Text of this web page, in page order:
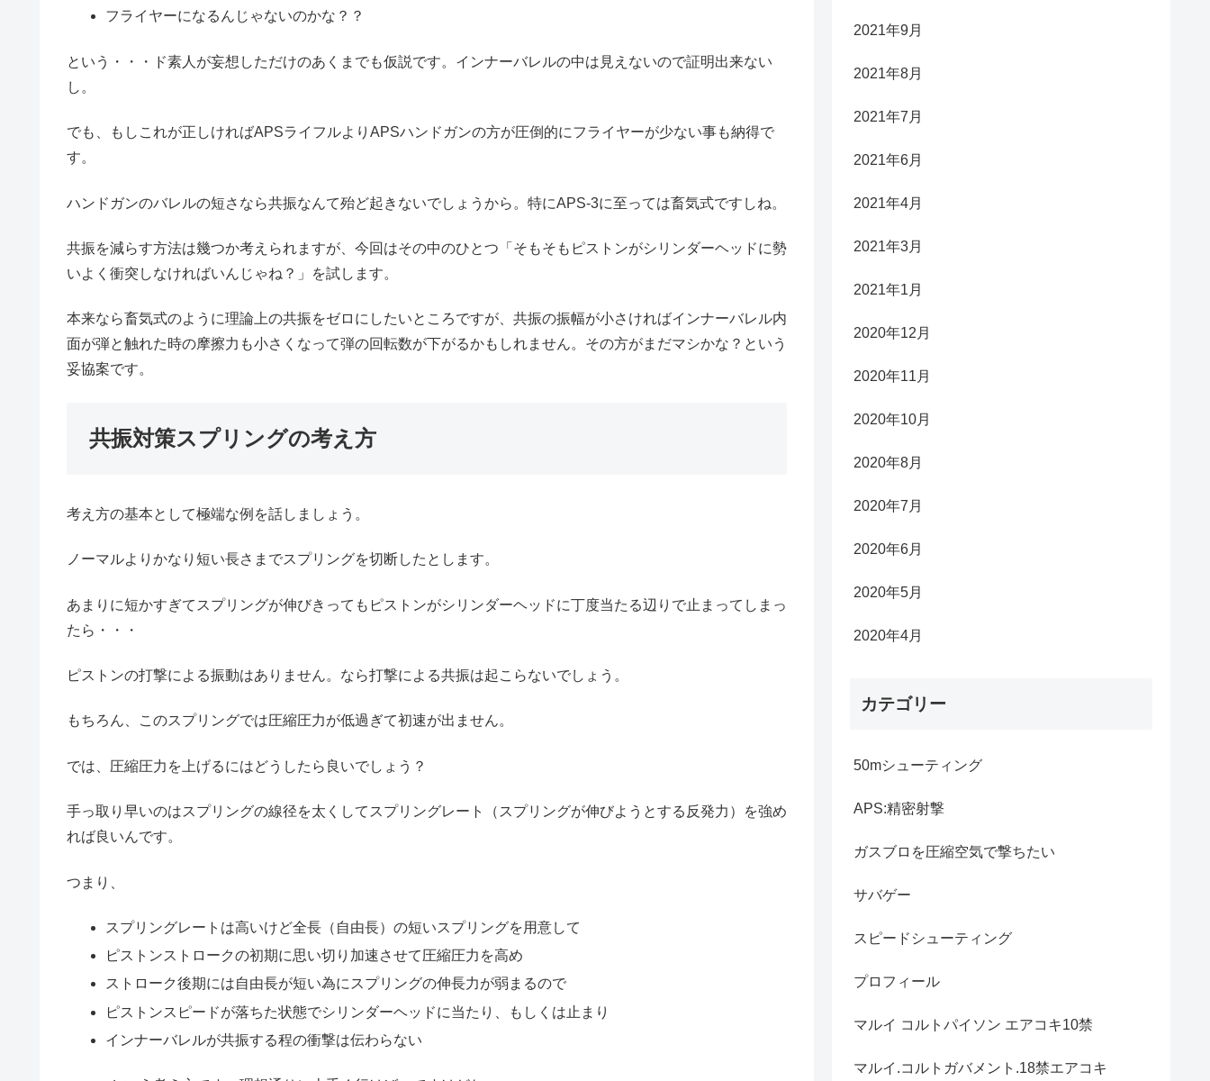
フライヤーになるんじゃないのかな？？
という・・・ド素人が妄想しただけのあくまでも仮説です。インナーバレルの中は見えないので証明出来ない
し。
でも、もしこれが正しければAPSライフルよりAPSハンドガンの方が圧倒的にフライヤーが少ない事も納得で
す。
ハンドガンのバレルの短さなら共振なんて殆ど起きないでしょうから。特にAPS-3に至っては畜気式ですしね。
共振を減らす方法は幾つか考えられますが、今回はその中のひとつ「そもそもピストンがシリンダーヘッドに勢
いよく衝突しなければいんじゃね？」を試します。
本来なら畜気式のように理論上の共振をゼロにしたいところですが、共振の振幅が小さければインナーバレル内
面が弾と触れた時の摩擦力も小さくなって弾の回転数が下がるかもしれません。その方がまだマシかな？という
妥協案です。
共振対策スプリングの考え方
考え方の基本として極端な例を話しましょう。
ノーマルよりかなり短い長さまでスプリングを切断したとします。
あまりに短かすぎてスプリングが伸びきってもピストンがシリンダーヘッドに丁度当たる辺りで止まってしまっ
たら・・・
ピストンの打撃による振動はありません。なら打撃による共振は起こらないでしょう。
もちろん、このスプリングでは圧縮圧力が低過ぎて初速が出ません。
では、圧縮圧力を上げるにはどうしたら良いでしょう？
手っ取り早いのはスプリングの線径を太くしてスプリングレート（スプリングが伸びようとする反発力）を強め
れば良いんです。
つまり、
スプリングレートは高いけど全長（自由長）の短いスプリングを用意して
ピストンストロークの初期に思い切り加速させて圧縮圧力を高め
ストローク後期には自由長が短い為にスプリングの伸長力が弱まるので
ピストンスピードが落ちた状態でシリンダーヘッドに当たり、もしくは止まり
インナーバレルが共振する程の衝撃は伝わらない
2021年9月
2021年8月
2021年7月
2021年6月
2021年4月
2021年3月
2021年1月
2020年12月
2020年11月
2020年10月
2020年8月
2020年7月
2020年6月
2020年5月
2020年4月
カテゴリー
50mシューティング
APS:精密射撃
ガスブロを圧縮空気で撃ちたい
サバゲー
スピードシューティング
プロフィール
マルイ コルトパイソン エアコキ10禁
マルイ.コルトガバメント.18禁エアコキ